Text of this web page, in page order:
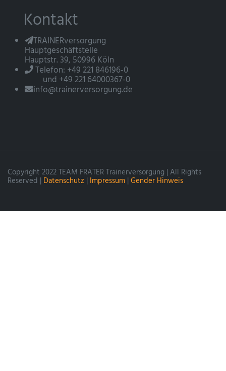
Kontakt
TRAINERversorgung
Hauptgeschäftstelle
Hauptstr. 39, 50996 Köln
Telefon: +49 221 846196-0
und +49 221 64000367-0
info@trainerversorgung.de
Copyright 2022 TEAM FRATER Trainerversorgung | All Rights
Reserved | Datenschutz | Impressum | Gender Hinweis